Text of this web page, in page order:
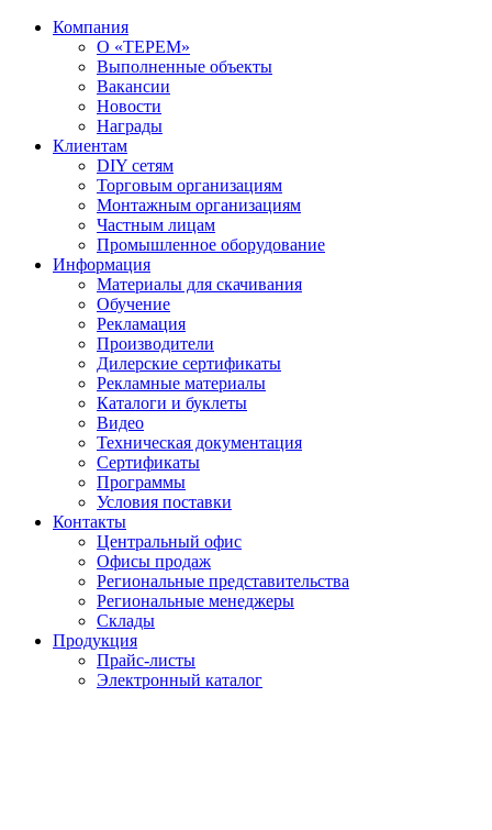
Компания
О «ТЕРЕМ»
Выполненные объекты
Вакансии
Новости
Награды
Клиентам
DIY сетям
Торговым организациям
Монтажным организациям
Частным лицам
Промышленное оборудование
Информация
Материалы для скачивания
Обучение
Рекламация
Производители
Дилерские сертификаты
Рекламные материалы
Каталоги и буклеты
Видео
Техническая документация
Сертификаты
Программы
Условия поставки
Контакты
Центральный офис
Офисы продаж
Региональные представительства
Региональные менеджеры
Склады
Продукция
Прайс-листы
Электронный каталог